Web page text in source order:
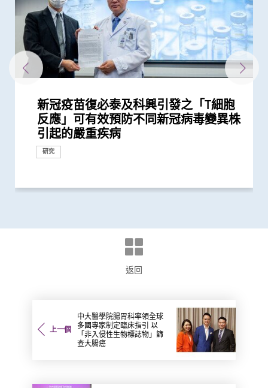
新冠疫苗復必泰及科興引發之「T細胞
反應」可有效預防不同新冠病毒變異株
引起的嚴重疾病
研究
中大成功開發實時生物信息平台評估新
冠疫苗效用 針對變異病毒 準確度達
95%
研究
中大醫學院調查發現 僅4分之1未接種
新冠疫苗人士有意於未來半年接種 必
須盡快增加接種誘因
研究
中大醫學院研究顯示口服抗病毒藥物
「帕克斯洛維德」可將免疫力弱患者的
新冠後死亡風險降低42% 並揭示其與...
研究
中大研究顯示口服抗病毒藥物「帕克斯
洛維德」可降低新冠住院患者急症期後
死亡和出現後遺症的風險
研究
中大分析文字報告發現新冠症狀會隨病
毒變異及疫苗接種情況改變 並證實人
工智能大型語言模型有助傳染病研究
研究
中大醫學院發現可預測新冠疫苗長期藥
效的腸道微生物和代謝物標記
研究
中大研究建議本港安老院舍應維持現有
防疫措施
研究
中大港大研究發現新冠口服藥可降低住
院患者死亡風險近八成 並可顯著減低
門診患者入院率近九成
研究
中大研究顯示第三劑疫苗是高危群組抵
抗新冠病毒感染的關鍵
研究
港大及中大醫學院聯合研究發現已接種
疫苗人士 在感染新型冠狀病毒變異株
Omicron後能對不同的新冠病毒變異...
研究
港大及中大醫學院聯合研究發現 新型
冠狀病毒變異株 Omicron 可大幅減低
復必泰疫苗的病毒中和能力
研究
中大港大聯合研究發現「青春雙歧桿
菌」可加強新冠疫苗成效
研究
中大研究顯示訂立標準的實驗設置有助
確保新冠病毒核酸檢測表現
研究
中大醫學院推算全港約有二萬名未被發
現新冠感染者 研究證實本港所有疫苗
接種者均產生中和抗體 呼籲透過接種...
研究
中大研發電腦演算平台 創新通過基因
數據實時評估疫苗功效
研究
中大醫學院調查發現政府在推動新冠疫
苗接種上扮演最重要角色
研究
中大研究顯示社區接觸環境對新冠肺炎
傳播起關鍵作用 娛樂場所是傳播次數
最多的主要接觸環境
研究
中大招募三千港人 偵查隱性新冠感染
拆解防疫關鍵
研究
中大醫學院公布「2019新型冠狀病毒社
區研究」結果
研究
中大研究揭示子宮頸癌疫苗接種計劃的
成功關鍵
研究
中大匯聚逾200位區域專家 探討私人醫
療保險如何推動全民健康覆蓋
研討會
中大醫學院全球研究揭示頭頸癌發病風
險存在地域差異 本港整體發病率高於
全球平均水平 全球女性發病風險趨升
研究
中大與香港消防處簽署備忘錄 合辦必
修學科 為公共衞生和體育運動人才賦
能
醫學教育
賽馬會 We WATCH 優活健康計劃 優活
健康國際會議 引領生活方式醫學 社區
推動健康老齡化
健康推廣計劃
「賽馬會共建健康家庭計劃」開展第二
階段 加強支援本港多元族裔社群精神
健康
健康推廣計劃
逾140位來自八個國家及地區代表雲集
中大 探討私人醫療保險在亞太地區醫
療系統的策略角色
健康推廣計劃
中大完成全球首個分析溫度對人體近
3,000種血漿蛋白影響的研究 發現超過
八成與「血壓上升」或「缺血性心臟...
研究
中大舉辦「健康校園論壇」推廣跨界別
身心健康計劃 及早加強學童抗逆力
健康推廣計劃
中大醫學院研究發現 城市發展及生活
方式或會增加氣管癌發病風險 宜加強
健康教育
研究
中大與東南亞及英國學府共同研究 為
大型語言模型在公共衞生研究中的角色
帶來嶄新見解
研究
中大與歐美合作夥伴共同領導國際研究
為自閉症患者男女失衡比例帶來嶄新見
解
研究
中大成功研發精準計算模型 準確預測
病毒基因進化 助提升流感疫苗功效
研究
中大舉辦「健康校園論壇」推廣學童精
神健康 鼓勵參照世衛「健康促進學校
框架」 支援構建健康校園
健康推廣計劃
中大醫學院發現良性前列腺增生患者感
染新冠病毒後 泌尿系統出現併發症風
險可高達五倍
研究
中大研究估算在本港新冠Omicron病
毒流行期間 半數感染個案未被發現
研究
中大醫學院研發的SIM01微生態配方有
效紓緩新冠後遺症 研究結果剛發表於
國際權威醫學期刊 《刺針傳染病學》
研究
200多位亞太區公共衞生界代表雲集中
大 探討疫後醫療系統和社區抗疫力
研討會
中大推出「賽馬會 We WATCH 優活健
康計劃」全港首次採用「生活方式醫
學」 助中年人預防慢性疾病
健康推廣計劃
中大研究顯示香港人雖長壽但老年殘疾
問題嚴重 地區間存在顯著社會經濟不
平等狀況
研究
中大研究發現香港兒童近視率創新高
新冠疫情後六歲兒童患近視人數倍增
低濃度阿托品眼藥水結合紅光療法研...
研究
中大威院研究證實新冠抗病毒藥適用於
嚴重腎病患者
研究
研究揭示在懷孕期間感染2019冠狀病毒
病 如何對胎盤造成不良影響
研究
中大證實「醫健通」健康管理功能有助
糖尿病自我管理
研究
中大研究證實新冠口服藥有效降低院舍
長者五成入院風險及防止病情惡化
研究
中大醫學院大型臨床研究證實口服微膠
囊活菌配方SIM01有效紓緩新冠後遺症
研究
中大醫學院進行亞洲最大型長新冠研究
推算生殖系統徵狀如性功能障礙困擾逾
40萬港人
研究
中大發現間皮瘤的女性發病率上升 高
收入國家的發病率較高
研究
中大發現原發性腦癌的年輕男性發病率
上升 以高收入國家的升幅較為顯著
研究
港大及中大醫學院聯合研究證實 吸煙
及肥胖令患上重症新冠肺炎的風險增加
65%至81%
研究
中大醫學院開展「賽馬會痛『正』能量
計劃」 引入創新痛症管理方法 連繫社
區支援服務
研究
中大醫學院開展「賽馬會共建健康家庭
計劃」 助少數族裔提升健康管理能力
捐款
大型臨床研究證中大腸道微生態配方
(SIM01) 能減新冠及其他細菌和病毒感
染風險
研究
中大調查發現本港南亞裔家長就女兒是
否接種HPV疫苗面對多重挑戰 冀消除種
族差異 提高疫苗接種率
研究
中大醫學院獲醫管局支持開展香港首個
大型長新冠研究 協助政府策劃更全面
的長新冠醫療服務
研究
本港兒童疫情期間生活習慣全線失守
疫下兒童超重和肥胖比率增近兩倍 疫
後抗拒「重回正軌」
研究
中大研究發現接種疫苗加強劑有效提高
母乳中新冠病毒抗體 保護年幼嬰兒
研究
中大發現霍奇金淋巴癌發病率以亞洲升
幅最為顯著 本港男士發病率上升幅度
全球之冠
研究
中大臨床研究中心與中大醫院合作 進
行香港首個專為新冠肺炎研發的口服藥
物臨床研究
研究
中大醫學院全球首證有「長新冠型腸道
微生態」利用腸道微生態可準確預測、
診斷及治療「長新冠」
研究
中大醫學院研究顯示新冠康復者有較高
風險出現乾眼症
研究
中大醫學院聯同九龍城民政事務處舉辦
社區學童疫苗接種計劃 目標為2,000名
市民接種新冠疫苗
健康推廣計劃
港大及中大醫學院聯合研究發現 吸煙
增加患上新冠肺炎的風險
研究
中大港大幹細胞研究揭示新冠病毒誘發
血管炎症新機制
研究
中大研究發現腸道微生態失衡與「長新
冠」息息相關
研究
中大醫學院發現東亞地區肺癌發病率及
死亡率冠絕全球
研究
一月七日起重啟部分嚴謹社交距離措施
後的香港疫情估算
研究
港大及中大醫學院聯合研究發現 第三
劑復必泰疫苗能提供足夠抗體 抵抗新
型冠狀病毒變異株Omicron
研究
中大研究揭示新冠肺炎患者急性腎損傷
的新機制和治療方法
研究
中大發現新冠疫情期間本港學童近視發
病率為疫情前2.5倍 研究指減少戶外活
動時間及增加使用電子產品為主因
研究
中大與港大醫學院帶領國際科研團隊發
現丙肝藥物可治新冠肺炎
研究
中大研究顯示新冠病毒抗體可經母體傳
至胎兒
研究
中大醫學院研究指幼兒成為新冠病毒
「隱形傳播者」的風險不容忽視 病毒
載量及帶活性病毒的比例偏高 持續帶...
研究
中大醫學院研究指出優化腸道微生態有
望提升新冠疫苗安全及成效
研究
中大醫學院與海外外科專家聯合建議
新冠患者將手術延後七星期以減低死亡
風險
國際合作
中大研究顯示空氣污染地區居住者 可
安全地透過定期運動預防罹患糖尿病
研究
中大發現新冠患者的腸道內缺乏可調節
免疫力的益菌 八成新冠患者出現「長
新冠」症狀 腸道微生態失衡成關鍵
研究
中大成功研發「全自動視網膜圖像分
析」技術計算自閉症風險 可用於自閉
症篩查 及早為患者提供治療
研究
中大證實以鼻紙條採集鼻液樣本檢測新
冠肺炎安全、簡易及準確度高 適用於
不同年齡層 提倡廣泛使用以達更佳疫...
研究
四成港人腸道微生態失衡情況與新冠患
者類似 中大研發「微生態免疫力配
方」證有效促進新冠患者康復 有望提...
研究
中大醫學院研究顯示吸煙為全球膀胱癌
主因 聯同多國專家制訂「經尿道膀胱
腫瘤整塊切除術」的臨床指引
研究
中大醫學院發現胰臟癌有全球上升及年
輕化趨勢 女性上升幅度較高
研究
中大證新冠嬰孩患者糞便帶病毒 可成
隱形傳播者 成立新冠病毒檢測中心 致
力為嬰幼兒作糞便檢測
研究
本港新冠肺炎死亡個案絕大部分為60歲
或以上 中大率領國際專家共同制定策
略 照顧長者及認知障礙症患者
研究
中大研究顯示新冠肺炎患者常見有肝臟
受損問題 建議監測患者肝功能 及早發
現病情惡化
研究
中大發現糖尿病或為感染新冠肺炎高危
因素 研究有助了解病毒致病潛在機制
研究
香港中文大學健康公平研究所成立 發
布本港住屋負擔能力對身心健康的影響
研究結果
研究
中大醫學院領導的調查顯示 全球泌尿
科服務因新冠病毒大流行而被嚴重推遲
研究
中大全球首證新冠患者腸道微生態現失
衡狀況 成功研發益生菌配方平衡腸道
微生態 有望增強免疫力
研究
中大醫學院為機場抵港人士提供免費糞
便檢測服務 首階段以兒童及嬰孩為目
標 助揪出感染新型冠狀病毒「隱形個...
臨床服務
中大發現新型冠狀病毒於呼吸道清除後
仍存留於糞便 計劃為檢疫中心隔離人
士化驗糞便 及早揪出「隱形個案」減...
研究
香港中文大學賽馬會長者痛症緩解計劃
初步數據顯示九成受訪長者有兩個或以
上疼痛部位
健康推廣計劃
響應世界高血壓日 中大推動「全民關
注血壓月」 呼籲大眾關注血壓
健康推廣計劃
中大設計的介入措施有效提升本地幼童
流感疫苗接種率
研究
香港中文大學 – 埃克塞特大學環境持續
與應變聯合研究中心 進行亞洲首個
「藍色空間對身心健康」研究 發現「...
研究
「香港中文大學敬霆靜觀研究與培訓中
心」成立
研究
中大研究顯示「行為激活及靜觀結合療
法」有助降低重性抑鬱症風險
研究
中大醫學院楊永強教授在莫慶堯訪問學
人講座談「善終治療」
研討會
中大研究證輪狀病毒疫苗對香港兒童非
常有效
研究
中大進行亞洲首項家居清潔劑對兒童健
康影響的全面流行病學研究 發現經常
使用家居清潔劑可增加引發兒童鼻炎...
研究
中大研究發現本地每5名口咽癌患者1人
感染HPV病毒 推公眾篩查以了解口腔感
染HPV情況
研究
香港中文大學全球衞生中心傑出講座系
列： Public Health England理念及應
對公共衞生危機經驗分享
研討會
香港中文大學全球衞生中心傑出講座系
列： 南非國家衞生部部長分享伊波拉
疫情對南非及非洲大陸的影響
外科創新技術
中大發現新型流感疫苗有助本港更有效
控制流行性感冒
研究
中大成功研發全自動化視網膜圖像分析
系統 有助糖尿病患者預防中風
研究
中大「環保新思維」系列 中大建議香
港新空氣質素指標不應忽視粗顆粒污染
物
研究
中大促請單車使用者佩戴頭盔及其他防
護措施 以減輕意外引致的腦創傷
研究
(只提供英文版本) Opening
Ceremony of International
Conference on Global Health and...
研討會
CCOU災害與人道救援研究所成立典禮
今日順利舉行
教育
中大「環保新思維」系列 研究發現本
港車輛排放二氧化氮比例有增加趨勢
或與政府推行柴油改善計劃有關
研究
返回
上一個
中大醫學院腸胃科率領全球
多國專家制定臨床指引 以
「非入侵性生物標誌物」篩
查大腸癌